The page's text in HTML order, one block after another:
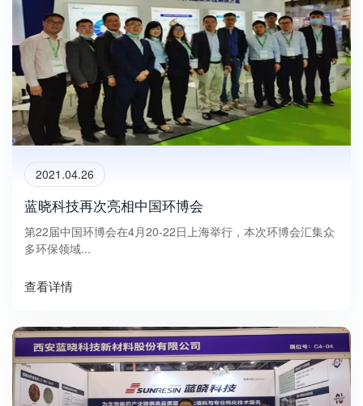
2021.04.26
蓝晓科技再次亮相中国环博会
第22届中国环博会在4月20-22日上海举行，本次环博会汇集众
多环保领域...
查看详情